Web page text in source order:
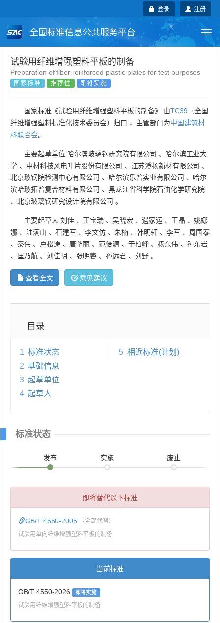
注册
登录
全国标准信息公共服务平台
国家标准 行业标准
团体标准 企业标准
国外标准 技术委员会
试验用纤维增强塑料平板的制备
Preparation of fiber reinforced plastic plates for test purposes
国家标准 推荐性 即将实施
国家标准《试验用纤维增强塑料平板的制备》 由TC39 （全国
纤维增强塑料标准化技术委员会）归口 ，主管部门为中国建筑材
料联合会。
主要起草单位 哈尔滨玻璃钢研究院有限公司 、 哈尔滨工业大
学 、 中材科技风电叶片股份有限公司 、 江苏澄扬新材有限公司 、
北京玻钢院检测中心有限公司 、 哈尔滨乐普实业有限公司 、 哈尔
滨哈玻拓普复合材料有限公司 、 黑龙江省科学院石油化学研究院
、 北京玻璃钢研究设计院有限公司 。
主要起草人 刘佳 、 王宝瑞 、 吴晓宏 、 遇家运 、 王晶 、 姚娜
娜 、 陆满山 、 石建军 、 李文仿 、 朱楠 、 韩明轩 、 李军 、 周国泰
、 秦伟 、 卢松涛 、 唐华丽 、 范倍源 、 于柏峰 、 杨东伟 、 孙东岩
、
匡乃航 、 刘佳明 、 张明睿 、 孙远君 、 刘野 。
查看全文 意见建议
目录
1 标准状态
2 基础信息
3 起草单位
4 起草人
5 相近标准(计划)
标准状态
发布 实施 废止
即将替代以下标准
GB/T 4550-2005 （全部代替）
试验用单向纤维增强塑料平板的制备
当前标准
GB/T 4550-2026 即将实施
试验用纤维增强塑料平板的制备